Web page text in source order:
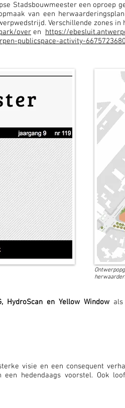
Stadsbouwmeester een oproep
van een
Verschillende zones
over en https://
publicspace-activity-
HydroScan en Yellow Window
visie en een consequent
hedendaags voorstel. Ook